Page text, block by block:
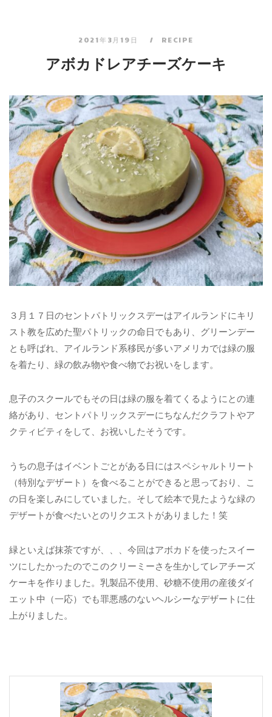
2021年3月19日 RECIPE
アボカドレアチーズケーキ
３月１７日のセントパトリックスデーはアイルランドにキリ
スト教を広めた聖パトリックの命日でもあり、グリーンデー
とも呼ばれ、アイルランド系移民が多いアメリカでは緑の服
を着たり、緑の飲み物や食べ物でお祝いをします。
息子のスクールでもその日は緑の服を着てくるようにとの連
絡があり、セントパトリックスデーにちなんだクラフトやア
クティビティをして、お祝いしたそうです。
うちの息子はイベントごとがある日にはスペシャルトリート
（特別なデザート）を食べることができると思っており、こ
の日を楽しみにしていました。そして絵本で見たような緑の
デザートが食べたいとのリクエストがありました！笑
緑といえば抹茶ですが、、、今回はアボカドを使ったスイー
ツにしたかったのでこのクリーミーさを生かしてレアチーズ
ケーキを作りました。乳製品不使用、砂糖不使用の産後ダイ
エット中（一応）でも罪悪感のないヘルシーなデザートに仕
上がりました。